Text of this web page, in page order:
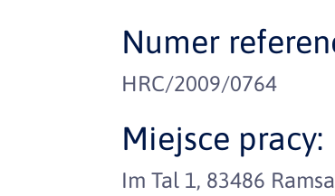
Numer
HRC/2009/0764
Miejsce pracy:
Im Tal 1, 83486